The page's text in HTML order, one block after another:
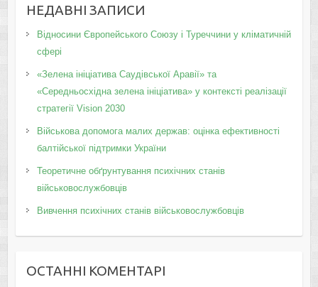
НЕДАВНІ ЗАПИСИ
Відносини Європейського Союзу і Туреччини у кліматичній
сфері
«Зелена ініціатива Саудівської Аравії» та
«Середньосхідна зелена ініціатива» у контексті реалізації
стратегії Vision 2030
Військова допомога малих держав: оцінка ефективності
балтійської підтримки України
Теоретичне обґрунтування психічних станів
військовослужбовців
Вивчення психічних станів військовослужбовців
ОСТАННІ КОМЕНТАРІ